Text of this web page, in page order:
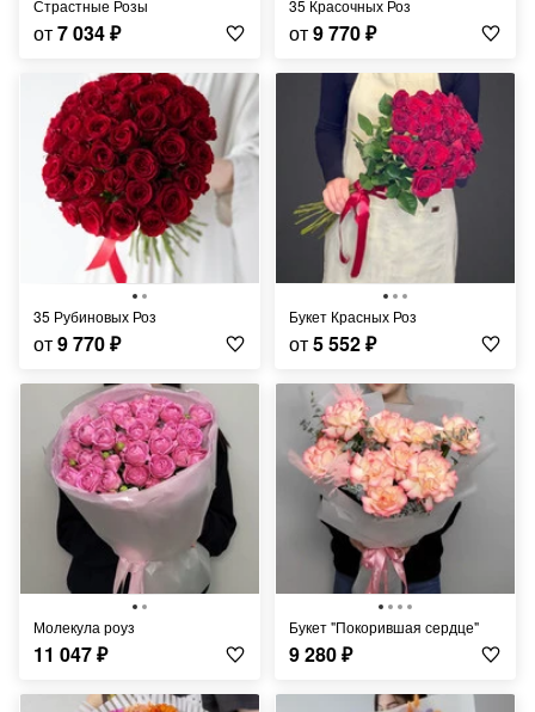
Страстные Розы
от7 034₽
35 Красочных Роз
от9 770₽
35 Рубиновых Роз
от9 770₽
Букет Красных Роз
от5 552₽
Молекула роуз
11 047₽
Букет "Покорившая сердце"
9 280₽